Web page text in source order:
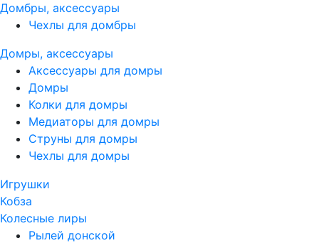
Домбры, аксессуары
Чехлы для домбры
Домры, аксессуары
Аксессуары для домры
Домры
Колки для домры
Медиаторы для домры
Струны для домры
Чехлы для домры
Игрушки
Кобза
Колесные лиры
Рылей донской